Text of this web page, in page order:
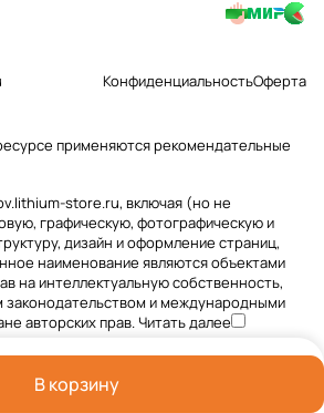
В корзину
КонфиденциальностьОферта
применяютсярекомендательные
store.ru, включая (но не
графическую, фотографическую и
дизайн и оформление страниц,
наименование являются объектами
на интеллектуальную собственность,
и международными
авторских прав.Читать далее